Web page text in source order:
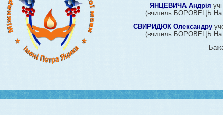
ЯНЦЕВИЧА Андрія
(вчитель БОРОВЕЦЬ
СВИРИДЮК Олександру
(вчитель БОРОВЕЦЬ